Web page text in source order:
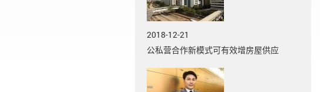
2018-12-21
公私营合作新模式可有效增房屋供应